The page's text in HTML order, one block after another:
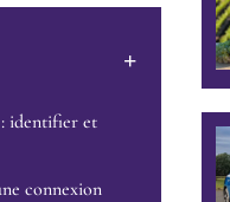
identifier et
connexion